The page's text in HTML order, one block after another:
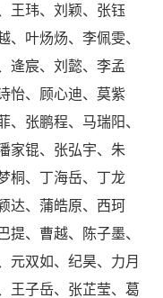
王玮、刘颖、张钰
、叶炀炀、李佩雯、
逄宸、刘懿、李孟
怡、顾心迪、莫紫
、张鹏程、马瑞阳、
家锟、张弘宇、朱
桐、丁海岳、丁龙
达、蒲皓原、西珂
提、曹越、陈子墨、
元双如、纪昊、力月
王子岳、张芷莹、葛